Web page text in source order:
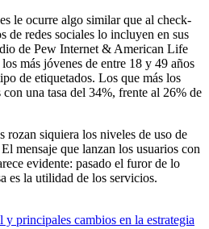
le ocurre algo similar que al check-
de redes sociales lo incluyen en sus
de Pew Internet & American Life
más jóvenes de entre 18 y 49 años
de etiquetados. Los que más los
una tasa del 34%, frente al 26% de
rozan siquiera los niveles de uso de
mensaje que lanzan los usuarios con
evidente: pasado el furor de lo
es la utilidad de los servicios.
principales cambios en la estrategia